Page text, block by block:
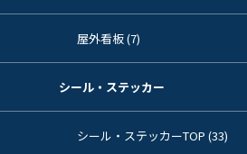
屋外看板 (7)
シール・ステッカー
シール・ステッカーTOP (33)